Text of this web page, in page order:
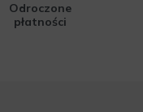
Odroczone
płatności